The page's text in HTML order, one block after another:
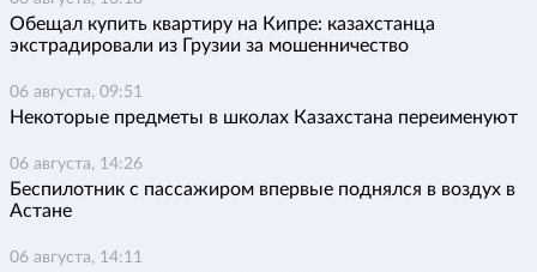
Обещал купить квартиру на Кипре: казахстанца
экстрадировали из Грузии за мошенничество
06 августа, 09:51
Некоторые предметы в школах Казахстана переименуют
06 августа, 14:26
Беспилотник с пассажиром впервые поднялся в воздух в
Астане
06 августа, 14:11